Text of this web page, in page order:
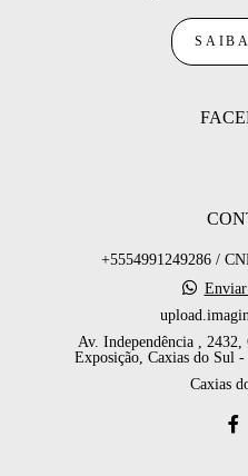
+5554991249286 /
Enviar
Av. Independência ,
Exposição, Caxias do Sul
Caxias